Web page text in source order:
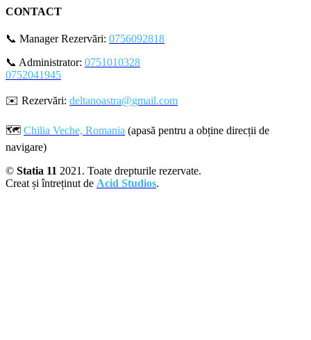
CONTACT
📞 Manager Rezervări: 0756092818
📞 Administrator: 0751010328
0752041945
✉️ Rezervări: deltanoastra@gmail.com
🗺️ Chilia Veche, Romania (apasă pentru a obține direcții de
navigare)
© Statia 11 2021. Toate drepturile rezervate.
Creat și întreținut de Acid Studios.